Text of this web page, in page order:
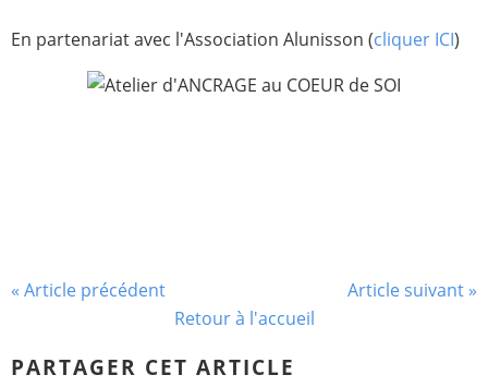
En partenariat avec l'Association Alunisson (cliquer ICI)
« Article précédent
Article suivant »
Retour à l'accueil
PARTAGER CET ARTICLE